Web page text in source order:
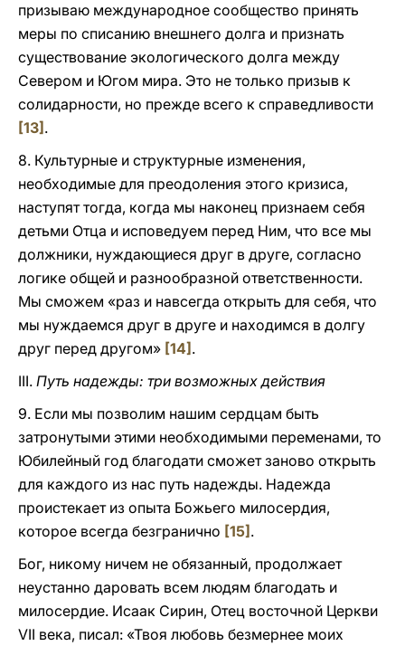
призываю международное сообщество принять
меры по списанию внешнего долга и признать
существование экологического долга между
Севером и Югом мира. Это не только призыв к
солидарности, но прежде всего к справедливости
[13] .
8. Культурные и структурные изменения,
необходимые для преодоления этого кризиса,
наступят тогда, когда мы наконец признаем себя
детьми Отца и исповедуем перед Ним, что все мы
должники, нуждающиеся друг в друге, согласно
логике общей и разнообразной ответственности.
Мы сможем «раз и навсегда открыть для себя, что
мы нуждаемся друг в друге и находимся в долгу
друг перед другом» [14] .
III. Путь надежды: три возможных действия
9. Если мы позволим нашим сердцам быть
затронутыми этими необходимыми переменами, то
Юбилейный год благодати сможет заново открыть
для каждого из нас путь надежды. Надежда
проистекает из опыта Божьего милосердия,
которое всегда безгранично [15] .
Бог, никому ничем не обязанный, продолжает
неустанно даровать всем людям благодать и
милосердие. Исаак Сирин, Отец восточной Церкви
VII века, писал: «Твоя любовь безмернее моих